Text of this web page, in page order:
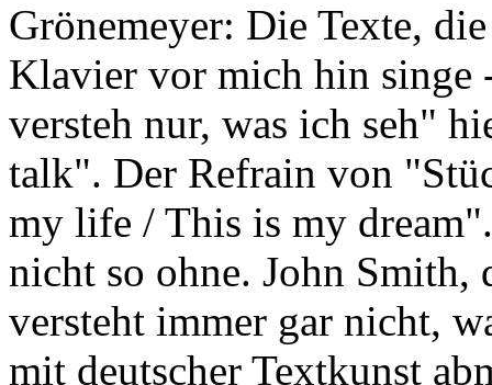
Grönemeyer: Die Texte,
Klavier vor mich hin singe
versteh nur, was ich seh"
talk". Der Refrain von
my life / This is my
nicht so ohne. John Smith,
versteht immer gar nicht,
mit deutscher Textkunst